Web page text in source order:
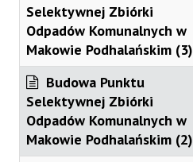
Selektywnej Zbiórki
Odpadów Komunalnych w
Makowie Podhalańskim (3)
Budowa Punktu
Selektywnej Zbiórki
Odpadów Komunalnych w
Makowie Podhalańskim (2)